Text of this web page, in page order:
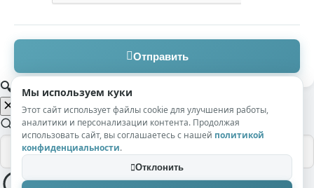
Отправить
Мы используем куки
Этот сайт использует файлы cookie для улучшения работы,
аналитики и персонализации контента. Продолжая
использовать сайт, вы соглашаетесь с нашей политикой
конфиденциальности.
Отклонить
🔍 Поиск по сайту